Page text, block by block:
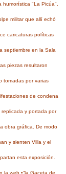
humorística "La Picúa".
militar que allí echó
caricaturas políticas
septiembre en la Sala
piezas resultaron
tomadas por varias
de condena
y portada por
obra gráfica. De modo
y sienten Villa y el
esta exposición.
la web •”la Gaceta de